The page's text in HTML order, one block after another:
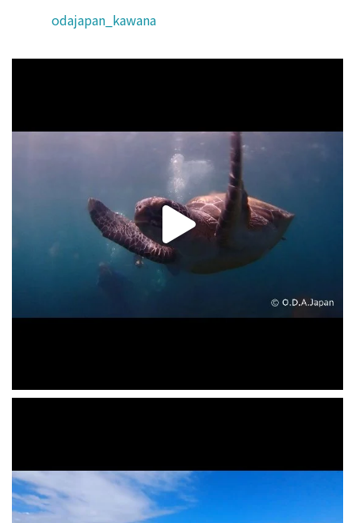
odajapan_kawana